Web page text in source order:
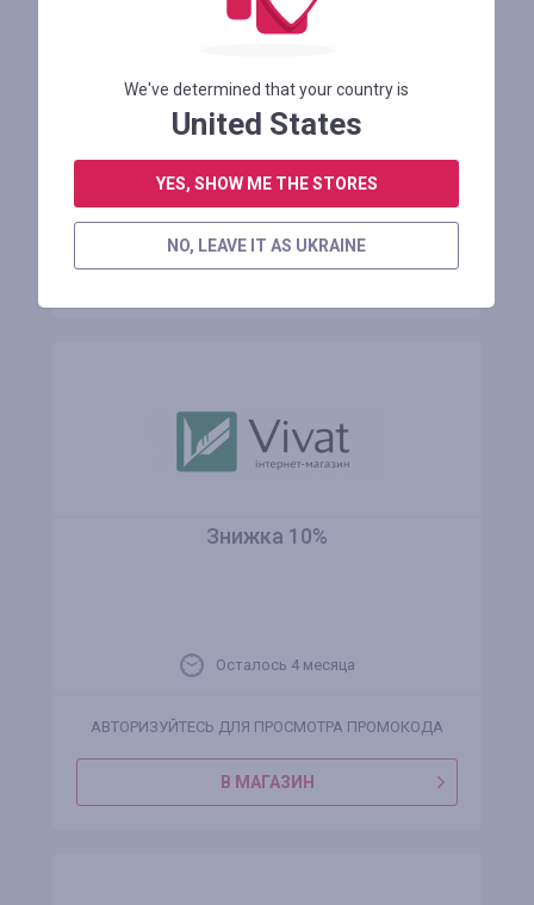
30€ OFF for order over 350€
В МАГАЗИН
Знижка 10%
Осталось 4 месяца
АВТОРИЗУЙТЕСЬ ДЛЯ ПРОСМОТРА ПРОМОКОДА
В МАГАЗИН
We've determined that your country is
United States
YES, SHOW ME THE STORES
NO, LEAVE IT AS UKRAINE